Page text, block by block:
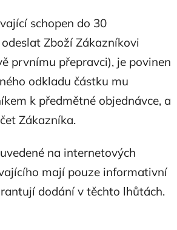
schopen do 30
Zboží Zákazníkovi
prvnímu přepravci), je povinen
odkladu částku mu
k předmětné objednávce, a
Zákazníka.
na internetových
mají pouze informativní
dodání v těchto lhůtách.